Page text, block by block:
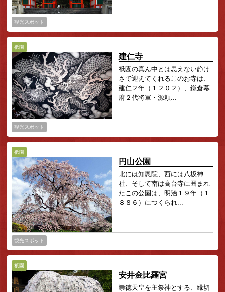
観光スポット
祇園
建仁寺
祇園の真ん中とは思えない静け
さで迎えてくれるこのお寺は、
建仁２年（１２０２）、鎌倉幕
府２代将軍・源頼...
観光スポット
祇園
円山公園
北には知恩院、西には八坂神
社、そして南は高台寺に囲まれ
たこの公園は、明治１９年（１
８８６）につくられ...
観光スポット
祇園
安井金比羅宮
崇徳天皇を主祭神とする、縁切